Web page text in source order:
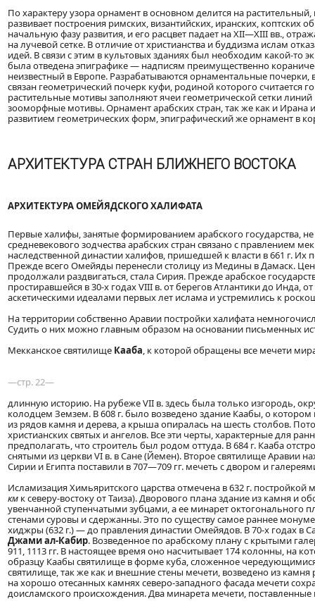
По характеру узора орнамент в основном делится на
развивает построения римских, византийских, иранских,
начальную фазу развития, и его расцвет падает на XII—XIII вв.,
на лучевой сетке. В отличие от христианства и буддизма ислам
идей. В связи с этим в культовых зданиях был необходим какой-то
была отведена эпиграфике — надписям преимущественно
неизвестный в Европе. Разрабатываются орнаментальные
связан геометрический почерк куфи, родиной которого считается
растительные мотивы заполняют ячеи геометрической сетки
зооморфные мотивы. Орнамент арабских стран, так же как и Ирана
развитием геометрических форм, эпиграфический же орнамент в
АРХИТЕКТУРА СТРАН БЛИЖНЕГО ВОСТОКА
АРХИТЕКТУРА ОМЕЙЯДСКОГО ХАЛИФАТА
Первые халифы, занятые формированием арабского государства,
средневекового зодчества арабских стран связано с правлением
наследственной династии халифов, пришедшей к власти в 661 г.
Прежде всего Омейяды перенесли столицу из Медины в Дамаск.
продолжали раздвигаться, стала Сирия. Прежде арабское
простиравшейся в 30-х годах VIII в. от берегов Атлантики до Инда,
аскетическими идеалами первых лет ислама и устремились к
На территории собственно Аравии постройки халифата
Судить о них можно главным образом на основании письменных
Мекканское святилище Кааба, к которой обращены все мечети
—стр. 22—
длинную историю. На рубеже VII в. здесь была только изгородь,
колодцем Земзем. В 608 г. было возведено здание Каабы, о
из рядов камня и дерева, а крыша опиралась на шесть столбов.
христианских святых и ангелов. Все эти черты, характерные для
предполагать, что строитель был родом оттуда. В 684 г. Кааба
снятыми из церкви VI в. в Сане (Йемен). Второе святилище Аравии
Сирии и Египта поставили в 707—709 гг. мечеть с двором и
Исламизация Химьяритского царства отмечена в 632 г.
км к северу-востоку от Таиза). Дворового плана здание из камня и
увенчанной ступенчатыми зубцами, а ее минарет октогонального
стенами суровы и сдержанны. Это по существу самое раннее
хиджры (632 г.) — до правления династии Омейядов. В 70-х годах в
Джами ал-Кабир. Возведенное по арабскому плану с крытыми
911, 1113 гг. В настоящее время оно насчитывает 174 колонны, на
образцу Каабы святилище в форме куба, сложенное
святилище, так же как и внешние стены мечети, возведено из
на хорошо отесанных камнях северо-западного фасада мечети
доисламского происхождения. Два минарета мечети, поставленные